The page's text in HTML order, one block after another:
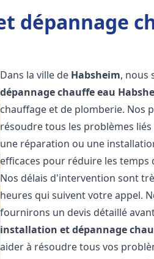
dépannage
Dans la ville de Habsheim, nous
dépannage chauffe eau
chauffage et de plomberie. Nos
résoudre tous les problèmes
une réparation ou une
efficaces pour réduire les
Nos délais d'intervention sont
heures qui suivent votre appel.
fournirons un devis détaillé
installation et dépannage
aider à résoudre tous vos